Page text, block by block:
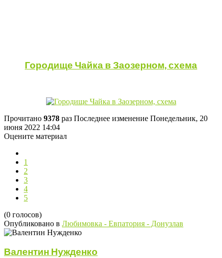
Городище Чайка в Заозерном, схема
Прочитано 9378 раз Последнее изменение Понедельник, 20
июня 2022 14:04
Оцените материал
1
2
3
4
5
(0 голосов)
Опубликовано в Любимовка - Евпатория - Донузлав
Валентин Нужденко